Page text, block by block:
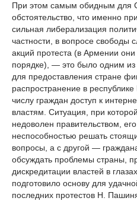
При этом самым обидным для
обстоятельство, что именно
сильная либерализация
частности, в вопросе свободы
акций протеста (в Армении
порядке), — это было одним
для предоставления стране
распространение в
числу граждан доступ к
властям. Ситуация, при
недоволен правительством,
неспособностью решать
вопросы, а с другой —
обсуждать проблемы страны,
дискредитации властей в
подготовило основу для
последних протестов Н.